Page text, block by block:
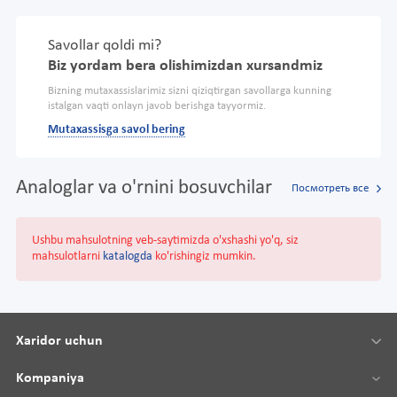
Savollar qoldi mi?
Biz yordam bera olishimizdan xursandmiz
Bizning mutaxassislarimiz sizni qiziqtirgan savollarga kunning
istalgan vaqti onlayn javob berishga tayyormiz.
Mutaxassisga savol bering
Analoglar va o'rnini bosuvchilar Посмотреть все
Ushbu mahsulotning veb-saytimizda o'xshashi yo'q, siz
mahsulotlarni katalogda ko'rishingiz mumkin.
Xaridor uchun
Kompaniya